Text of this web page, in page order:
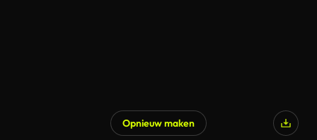
Opnieuw maken